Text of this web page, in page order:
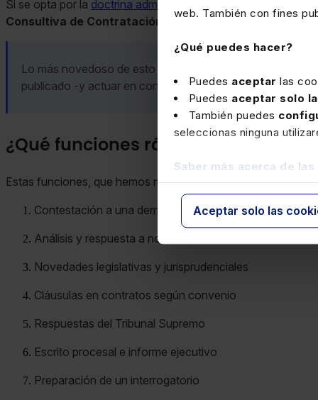
web. También con fines
¿Qué puedes hacer?
Puedes aceptar las
Puedes aceptar solo
También puedes
seleccionas ninguna
Saber más acerca de
Aceptar solo las
Si se opta por la doctrina administrativa , la IA bucea con
Consultiva de Contratación Administrativa .
Lo más novedoso de esto último es que el profesional
publicado -y actuar en consecuencia-.
¿Qué funciones rápidas incorpora
Estas funciones, que hemos mencionado en la introducción
Contestación a una demanda
Análisis y respuesta a notificaciones
Novedades legislativas y jurisprudenciales
Cláusulas en contratos según convenio
Respuestas del Tribunal Supremo
Escrito procesal e informe ejecutivo
Preparación de un interrogatorio